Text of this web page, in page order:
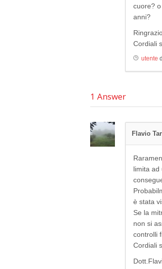
cuore?
anni?
Cordiali
utente
1 Answer
Flavio
limita ad
è stata
Se la
non si
controlli
Cordiali